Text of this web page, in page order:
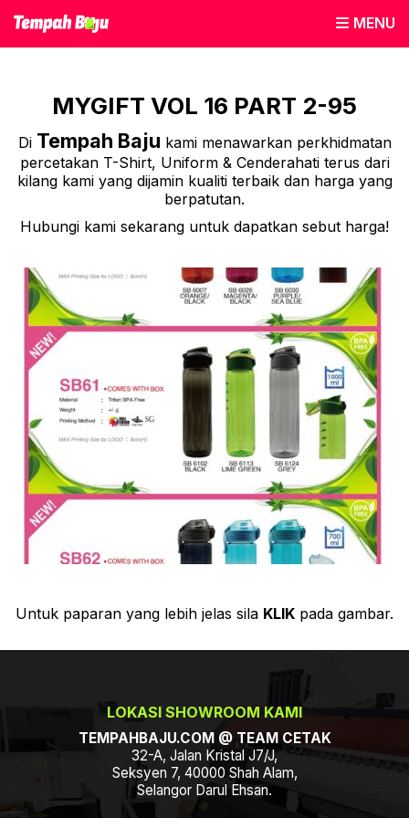
MENU
MYGIFT VOL 16 PART 2-95
Di Tempah Baju kami menawarkan perkhidmatan
percetakan T-Shirt, Uniform & Cenderahati terus dari
kilang kami yang dijamin kualiti terbaik dan harga yang
berpatutan.
Hubungi kami sekarang untuk dapatkan sebut harga!
Untuk paparan yang lebih jelas sila KLIK pada gambar.
LOKASI SHOWROOM KAMI
TEMPAHBAJU.COM @ TEAM CETAK
32-A, Jalan Kristal J7/J,
Seksyen 7, 40000 Shah Alam,
Selangor Darul Ehsan.